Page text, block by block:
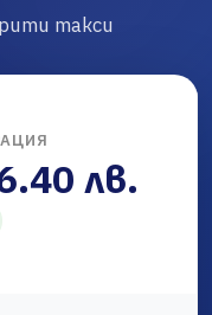
такси
лв.